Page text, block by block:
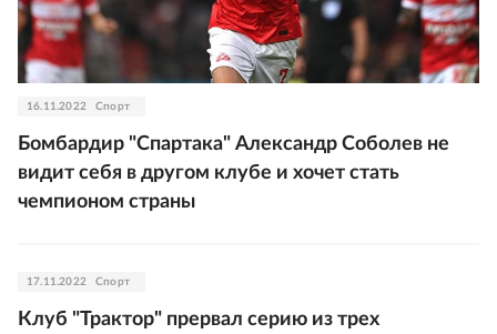
16.11.2022 Спорт
Бомбардир "Спартака" Александр Соболев не
видит себя в другом клубе и хочет стать
чемпионом страны
17.11.2022 Спорт
Клуб "Трактор" прервал серию из трех